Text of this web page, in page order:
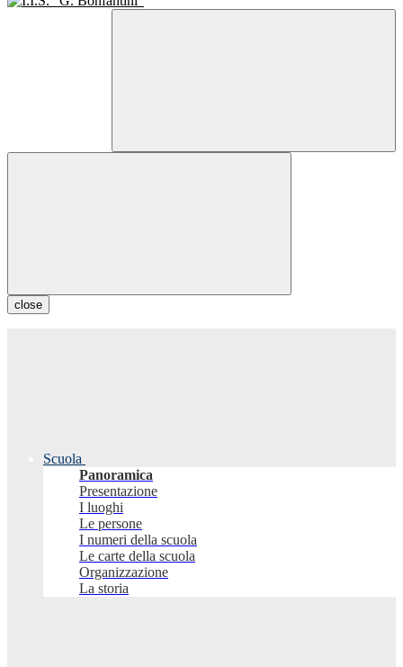
close
Scuola
Panoramica
Presentazione
I luoghi
Le persone
I numeri della scuola
Le carte della scuola
Organizzazione
La storia